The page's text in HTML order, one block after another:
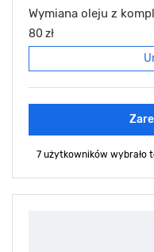
Wymiana oleju z
80 zł
7 użytkowników wybrało